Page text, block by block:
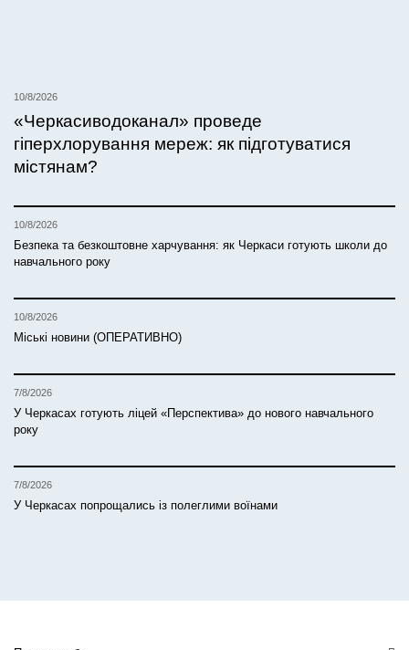
10/8/2026
«Черкасиводоканал» проведе
гіперхлорування мереж: як підготуватися
містянам?
10/8/2026
Безпека та безкоштовне харчування: як Черкаси готують школи до
навчального року
10/8/2026
Міські новини (ОПЕРАТИВНО)
7/8/2026
У Черкасах готують ліцей «Перспектива» до нового навчального
року
7/8/2026
У Черкасах попрощались із полеглими воїнами